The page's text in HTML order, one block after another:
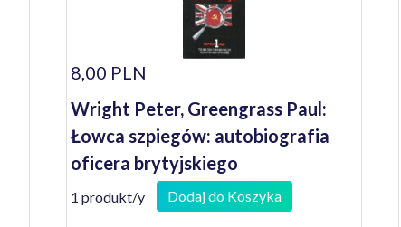
8,00 PLN
Wright Peter, Greengrass Paul:
Łowca szpiegów: autobiografia
oficera brytyjskiego
kontrwywiadu
1 produkt/y Dodaj do Koszyka